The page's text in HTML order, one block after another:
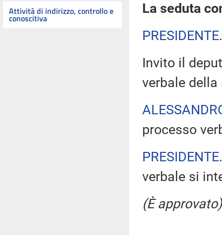
Attività di indirizzo, controllo e
conoscitiva
La seduta
PRESIDENTE
Invito il
verbale della
processo
PRESIDENTE
verbale si
(È approvato)